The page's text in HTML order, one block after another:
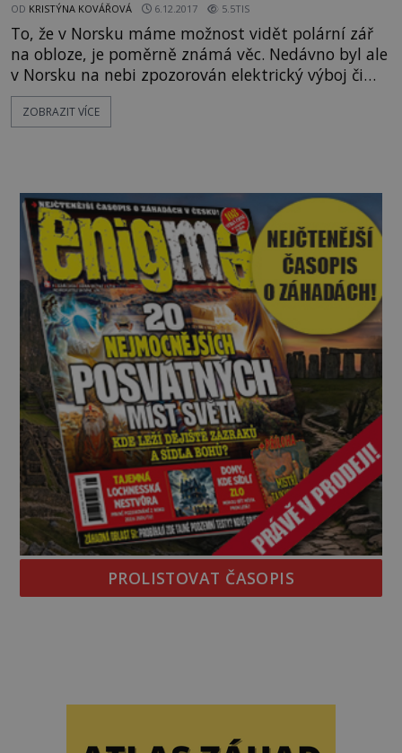
OD KRISTÝNA KOVÁŘOVÁ 6.12.2017 5.5TIS
To, že v Norsku máme možnost vidět polární zář
na obloze, je poměrně známá věc. Nedávno byl ale
v Norsku na nebi zpozorován elektrický výboj či
blesk v různých intenzitách. O co šlo? Celý
nevysvětlitelný jev začal modrým světlem, které
plála te
ZOBRAZIT VÍCE
PROLISTOVAT ČASOPIS